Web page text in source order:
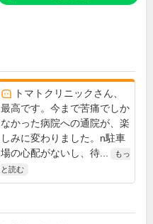
トマトクリニックさん、
最高です。今まで苦痛でしか
なかった病院への通院が、楽
しみに変わりました。n駐車
場の心配がないし、待...
もっ
と読む